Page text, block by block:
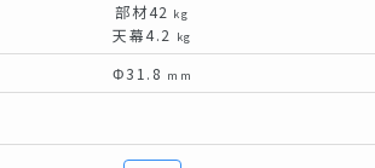
部材42 kg
天幕4.2 kg
Φ31.8 mm